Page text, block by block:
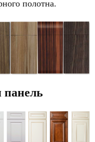
полотна.
панель